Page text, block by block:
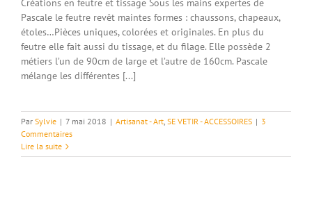
Créations en feutre et tissage Sous les mains expertes de
Pascale le feutre revêt maintes formes : chaussons, chapeaux,
étoles…Pièces uniques, colorées et originales. En plus du
feutre elle fait aussi du tissage, et du filage. Elle possède 2
métiers l’un de 90cm de large et l’autre de 160cm. Pascale
mélange les différentes [...]
Par Sylvie | 7 mai 2018 | Artisanat - Art, SE VETIR - ACCESSOIRES | 3
Commentaires
Lire la suite